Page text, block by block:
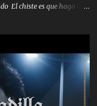
El chiste es que hago lo
trucha mis plebes Música
me ven la cachucha de lado
fajó una super o a veces
las generaciones yo
pues así soy me mandó